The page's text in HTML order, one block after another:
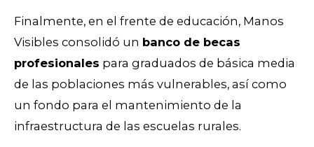
Finalmente, en el frente de educación, Manos
Visibles consolidó un banco de becas
profesionales para graduados de básica media
de las poblaciones más vulnerables, así como
un fondo para el mantenimiento de la
infraestructura de las escuelas rurales.